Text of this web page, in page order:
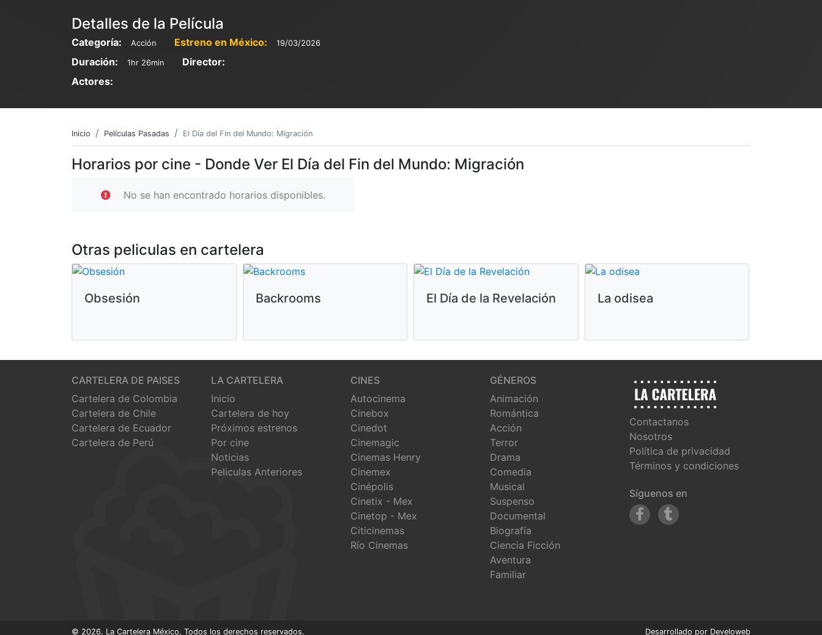
Detalles de la Película
Categoría: Acción Estreno en México: 19/03/2026
Duración: 1hr 26min
Director:
Actores:
Inicio Películas Pasadas El Día del Fin del Mundo: Migración
Horarios por cine - Donde Ver El Día del Fin del Mundo: Migración
No se han encontrado horarios disponibles.
Otras peliculas en cartelera
Obsesión Backrooms El Día de la Revelación La odisea
CARTELERA DE PAISES
Cartelera de Colombia
Cartelera de Chile
Cartelera de Ecuador
Cartelera de Perú
LA CARTELERA
Inicio
Cartelera de hoy
Próximos estrenos
Por cine
Noticias
Peliculas Anteriores
CINES
Autocinema
Cinebox
Cinedot
Cinemagic
Cinemas Henry
Cinemex
Cinépolis
Cinetix - Mex
Cinetop - Mex
Citicinemas
Río Cinemas
GÉNEROS
Animación
Romántica
Acción
Terror
Drama
Comedia
Musical
Suspenso
Documental
Biografía
Ciencia Ficción
Aventura
Familiar
Contactanos
Nosotros
Política de privacidad
Términos y condiciones
Síguenos en
© 2026. La Cartelera México, Todos los derechos reservados. Desarrollado por Develoweb